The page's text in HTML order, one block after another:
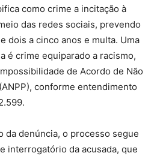
como crime a incitação à
das redes sociais, prevendo
dois a cinco anos e multa. Uma
é crime equiparado a racismo,
de Acordo de Não
conforme entendimento
da denúncia, o processo segue
interrogatório da acusada, que